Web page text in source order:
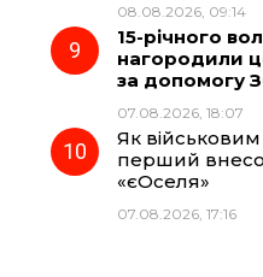
08.08.2026, 09:14
15-річного
нагородили
за допомогу
07.08.2026, 18:07
Як
перший
«єОселя»
07.08.2026, 17:16